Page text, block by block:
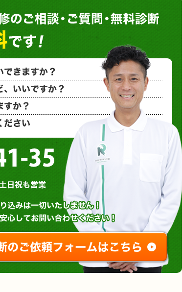
塗
小
相
概
な
0120-3341-35
営業時間 : 午前8時～午後8時 土日祝も
無料診断やお問